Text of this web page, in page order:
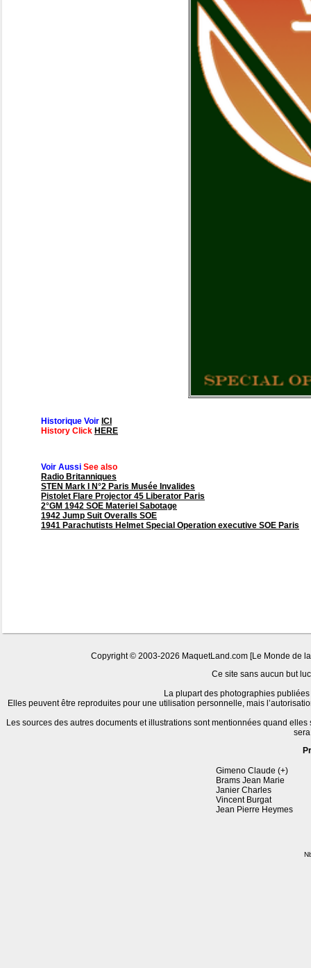
Historique Voir ICI
History Click HERE
Voir Aussi See also
Radio Britanniques
STEN Mark I N°2 Paris Musée Invalides
Pistolet Flare Projector 45 Liberator Paris
2°GM 1942 SOE Materiel Sabotage
1942 Jump Suit Overalls SOE
1941 Parachutists Helmet Special Operation executive SOE Paris
Copyright © 2003-2026 MaquetLand.com [Le Monde de
Ce site sans aucun but
La plupart des photographies
Elles peuvent être reproduites pour une utilisation personnelle, mais
Les sources des autres documents et illustrations sont mentionnées quand
Gimeno Claude (+)
Brams Jean Marie
Janier Charles
Vincent Burgat
Jean Pierre Heymes